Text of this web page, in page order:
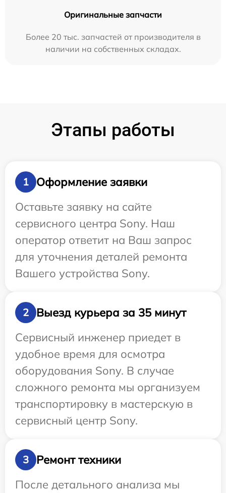
Оригинальные запчасти
Более 20 тыс. запчастей от производителя в
наличии на собственных складах.
Этапы работы
1
Оформление заявки
Оставьте заявку на сайте
сервисного центра Sony. Наш
оператор ответит на Ваш запрос
для уточнения деталей ремонта
Вашего устройства Sony.
2
Выезд курьера за 35 минут
Сервисный инженер приедет в
удобное время для осмотра
оборудования Sony. В случае
сложного ремонта мы организуем
транспортировку в мастерскую в
сервисный центр Sony.
3
Ремонт техники
После детального анализа мы